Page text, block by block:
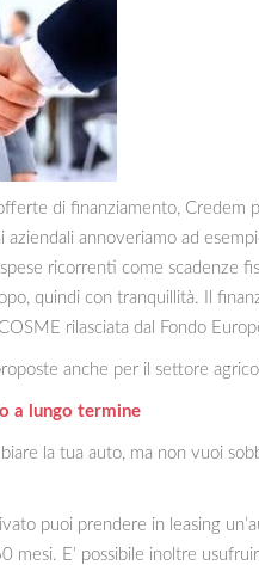
di finanziamento, Credem
aziendali annoveriamo ad
ricorrenti come scadenze
quindi con tranquillità. Il
rilasciata dal Fondo
anche per il settore
a lungo termine
la tua auto, ma non vuoi
puoi prendere in leasing
mesi. E’ possibile inoltre